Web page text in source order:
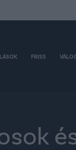
FRISS